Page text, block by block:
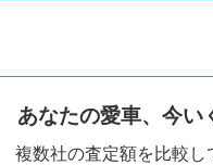
あなたの愛車、今い
複数社の査定額を比較